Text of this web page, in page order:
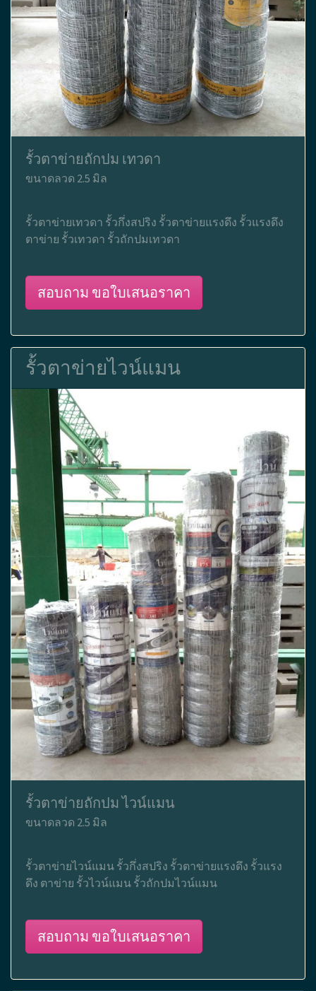
รั้วตาข่ายถักปม เทวดา
ขนาดลวด 2.5 มิล
รั้วตาข่ายเทวดา รั้วกึ่งสปริง รั้วตาข่ายแรงดึง รั้วแรงดึง
ตาข่าย รั้วเทวดา รั้วถักปมเทวดา
สอบถาม ขอใบเสนอราคา
รั้วตาข่ายไวน์แมน
รั้วตาข่ายถักปม ไวน์แมน
ขนาดลวด 2.5 มิล
รั้วตาข่ายไวน์แมน รั้วกึ่งสปริง รั้วตาข่ายแรงดึง รั้วแรง
ดึง ตาข่าย รั้วไวน์แมน รั้วถักปมไวน์แมน
สอบถาม ขอใบเสนอราคา